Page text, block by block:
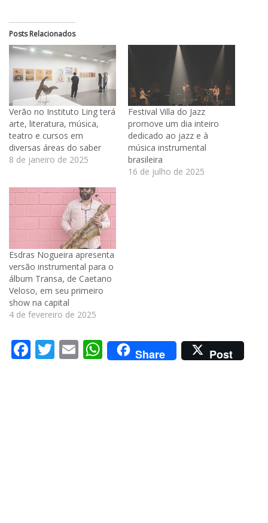
Posts Relacionados
Verão no Instituto Ling terá
arte, literatura, música,
teatro e cursos em
diversas áreas do saber
8 de janeiro de 2025
Festival Villa do Jazz
promove um dia inteiro
dedicado ao jazz e à
música instrumental
brasileira
16 de julho de 2025
Esdras Nogueira apresenta
versão instrumental para o
álbum Transa, de Caetano
Veloso, em seu primeiro
show na capital
4 de fevereiro de 2025
Facebook
Twitter
EmailWhatsApp
Share Post